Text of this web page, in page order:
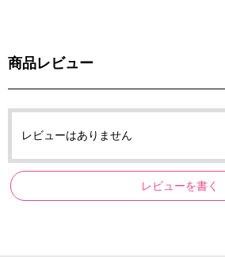
商品レビュー
レビューはありません
レビューを書く